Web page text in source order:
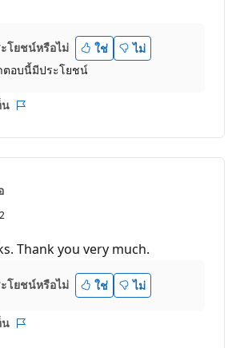
โยชน์หรือไม่ ใช่
ไม่
ตอบนี้มีประโยชน์
น
Thank you very much.
โยชน์หรือไม่ ใช่ ไม่
น